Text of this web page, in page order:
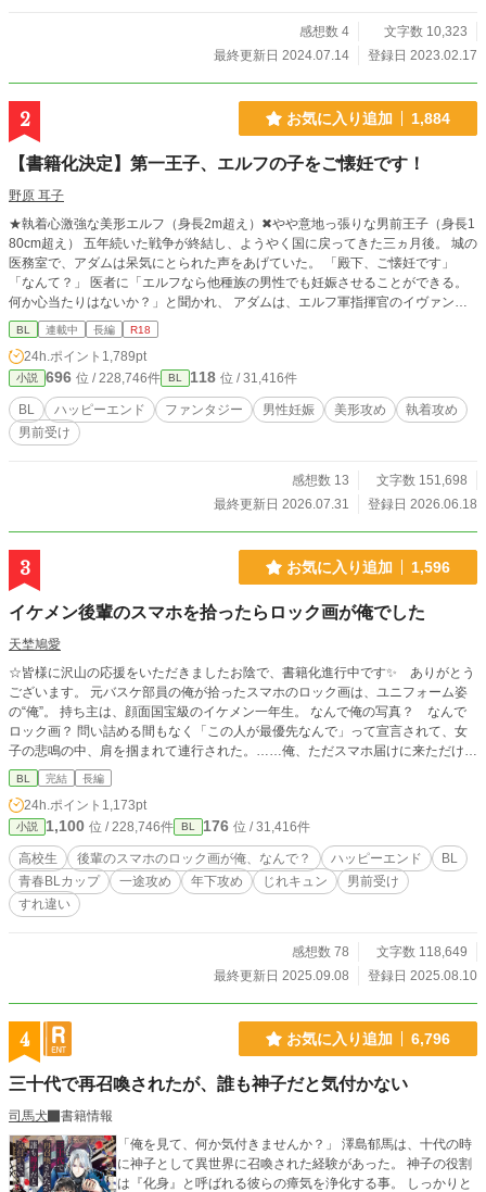
感想数 4
文字数 10,323
最終更新日 2024.07.14
登録日 2023.02.17
2 お気に入り追加 1,884
【書籍化決定】第一王子、エルフの子をご懐妊です！
野原 耳子
★執着心激強な美形エルフ（身長2m超え）✖やや意地っ張りな男前王子（身長1
80cm超え） 五年続いた戦争が終結し、ようやく国に戻ってきた三ヵ月後。 城の
医務室で、アダムは呆気にとられた声をあげていた。 「殿下、ご懐妊です」
「なんて？」 医者に「エルフなら他種族の男性でも妊娠させることができる。
何か心当たりはないか？」と聞かれ、 アダムは、エルフ軍指揮官のイヴァンと
一夜の関係を持ったことを思い出す。 しかも、子を無事に産むためには、エル
フの精液を注ぎ続ける必要があると言われ、 アダムは仕方なくエルフの国へと
向かうことになる。 再会したイヴァンは、まるで伴侶のようにアダムを愛で始
める。 子供を産んだらさっさと国に戻るつもりだったのに、次第にアダムもイ
ヴァンから与えられる想いに心が揺らいでいき―― ★皆様の応援のおかげで
【紙書籍&電子書籍化】が決定しました…！ 読んでくださった皆様、心からあり
がとうございます…！ 出版レーベルさんや発売日などは詳細が決まり次第、作
BL 連載中 長編 R18
24h.ポイント 1,789pt
小説 696 位 / 228,746件 BL 118 位 / 31,416件
BL ハッピーエンド ファンタジー 男性妊娠 美形攻め
執着攻め
男前受け
感想数 13
文字数 151,698
最終更新日 2026.07.31
登録日 2026.06.18
3 お気に入り追加 1,596
イケメン後輩のスマホを拾ったらロック画が俺でした
天埜鳩愛
☆皆様に沢山の応援をいただきましたお陰で、書籍化進行中です✨ ありがとう
ございます。 元バスケ部員の俺が拾ったスマホのロック画は、ユニフォーム姿
の“俺”。 持ち主は、顔面国宝級のイケメン一年生。 なんで俺の写真？ なんで
ロック画？ 問い詰める間もなく「この人が最優先なんで」って宣言されて、女
子の悲鳴の中、肩を掴まれて連行された。……俺、ただスマホ届けに来ただけな
んだけど。 頼られたら嫌とは言えない南澤燈真は高校二年生。クールなイケメ
ン後輩、北門唯が置き忘れたスマホを手に取ってみると、ロック画が何故か中学
時代の燈真だった！ 北門はモテ男ゆえに女子からしつこくされ、燈真が助ける
ことに。その日から学年を越え急激に仲良くなる二人。燈真は誰にも言えなかっ
た悩みを北門にだけ打ち明けて……。一途なメロ後輩 × 絆され男前先輩の、
救いすくわれ・持ちつ持たれつラブ！ ☆ノベマ！の青春BLコンテスト最終選考
作品に加筆＆新エピソードを加えたアルファポリス版です。
BL 完結 長編
24h.ポイント 1,173pt
小説 1,100 位 / 228,746件 BL 176 位 / 31,416件
高校生 後輩のスマホのロック画が俺、なんで？ ハッピーエンド
BL
青春BLカップ​
一途攻め 年下攻め じれキュン
男前受け
すれ違い
感想数 78
文字数 118,649
最終更新日 2025.09.08
登録日 2025.08.10
4 お気に入り追加 6,796
三十代で再召喚されたが、誰も神子だと気付かない
司馬犬
書籍情報
「俺を見て、何か気付きませんか？」 澤島郁馬は、十代の時
に神子として異世界に召喚された経験があった。 神子の役割
は『化身』と呼ばれる彼らの瘴気を浄化する事。 しっかりと